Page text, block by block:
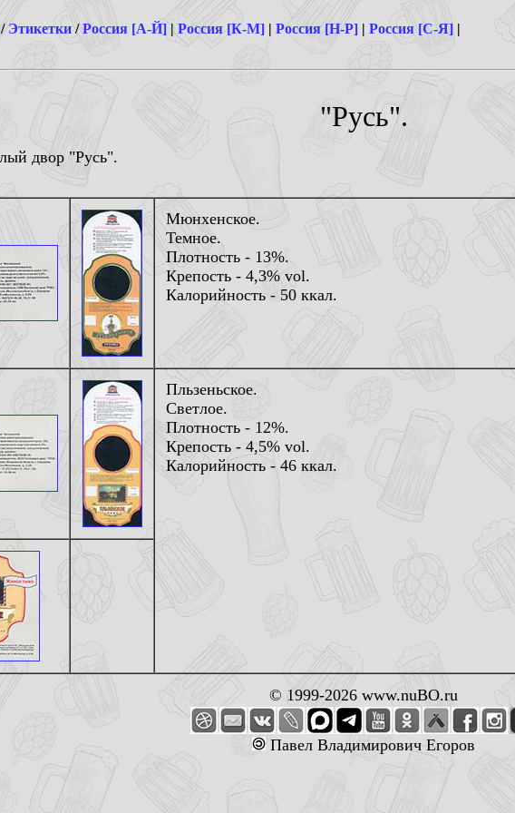
/ Этикетки /Россия [А-Й] | Россия [К-М] | Россия [Н-Р] | Россия [С-Я] |
"Русь".
двор "Русь".
Мюнхенское.
Темное.
Плотность - 13%.
Крепость - 4,3% vol.
Калорийность - 50 ккал.
Пльзеньское.
Светлое.
Плотность - 12%.
Крепость - 4,5% vol.
Калорийность - 46 ккал.
© 1999-2026 www.nuBO.ru
Павел Владимирович Егоров